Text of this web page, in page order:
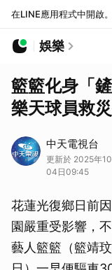
在LINE應用程式中開啟。
娛樂
籃籃化身「
樂天球員救
中天電視台
更新於 2025年
04日09:45
花蓮光復鄉日前
園嚴重受影響，
藝人籃籃（籃靖